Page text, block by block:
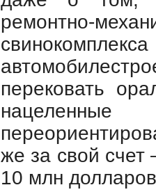
ремонтно-
перековать
же за свой счет
10 млн